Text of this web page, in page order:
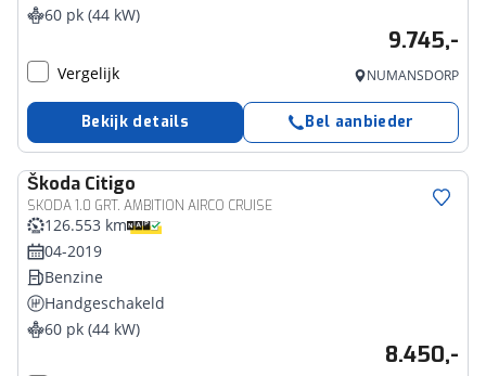
60 pk (44 kW)
9.745,-
Vergelijk NUMANSDORP
Bekijk details Bel aanbieder
Škoda Citigo
SKODA 1.0 GRT. AMBITION AIRCO CRUISE
126.553 km
04-2019
Benzine
Handgeschakeld
60 pk (44 kW)
8.450,-